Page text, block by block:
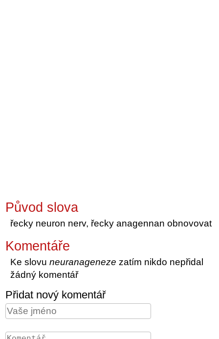
Původ slova
řecky neuron nerv, řecky anagennan obnovovat
Komentáře
Ke slovuneuranageneze zatím nikdo nepřidal
žádný komentář
Přidat nový komentář